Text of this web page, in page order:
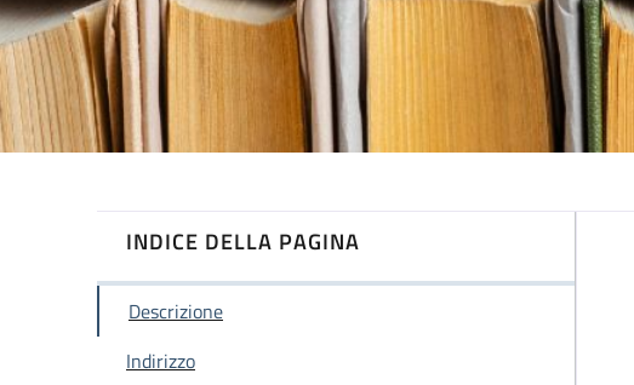
INDICE DELLA PAGINA
Descrizione
Indirizzo